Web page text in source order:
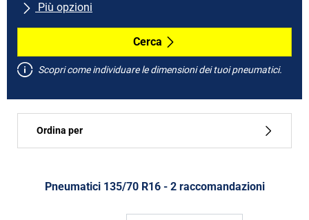
Più opzioni
Tutte le marche
Tipo di vettura
Run flat
Cerca
Scopri come individuare le dimensioni dei tuoi pneumatici.
Ordina per
Tipo di pneumatico
Pneumatici ‎135/70 R16 - 2 raccomandazioni